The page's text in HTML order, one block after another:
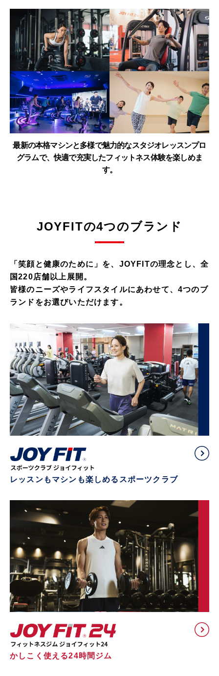
最新の本格マシンと多様で魅力的なスタジオレッスンプロ
グラムで、快適で充実したフィットネス体験を楽しめま
す。
JOYFITの4つのブランド
「笑顔と健康のために」を、JOYFITの理念とし、全
国220店舗以上展開。
皆様のニーズやライフスタイルにあわせて、4つのブ
ランドをお選びいただけます。
レッスンもマシンも楽しめるスポーツクラブ
かしこく使える24時間ジム